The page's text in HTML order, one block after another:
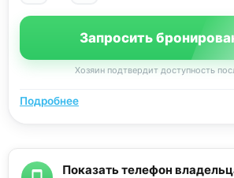
Запросить
Хозяин подтвердит доступность
Подробнее
Показать телефон